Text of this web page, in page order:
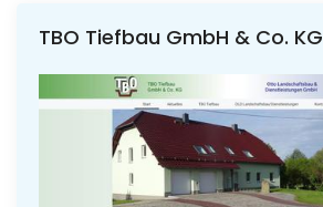
TBO Tiefbau GmbH & Co. KG